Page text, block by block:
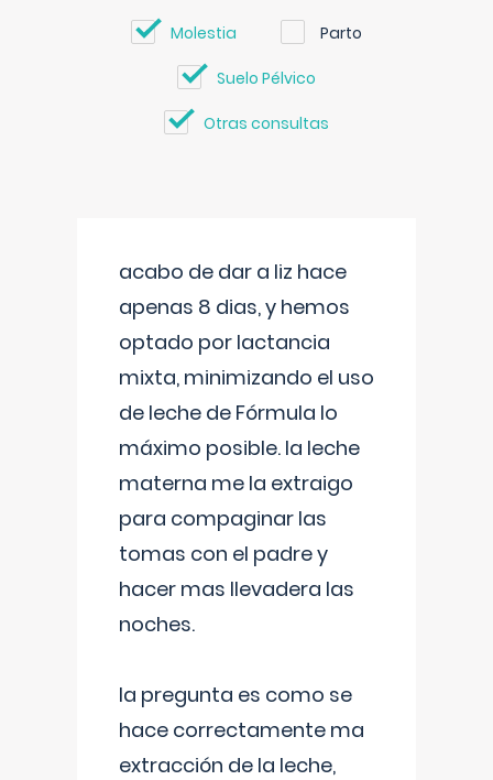
Molestia Parto
Suelo Pélvico
Otras consultas
acabo de dar a liz hace
apenas 8 dias, y hemos
optado por lactancia
mixta, minimizando el uso
de leche de Fórmula lo
máximo posible. la leche
materna me la extraigo
para compaginar las
tomas con el padre y
hacer mas llevadera las
noches.
la pregunta es como se
hace correctamente ma
extracción de la leche,